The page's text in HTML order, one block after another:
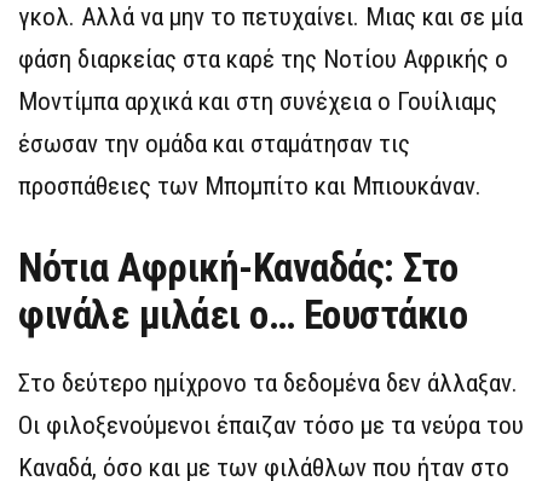
γκολ. Αλλά να μην το πετυχαίνει. Μιας και σε μία
φάση διαρκείας στα καρέ της Νοτίου Αφρικής ο
Μοντίμπα αρχικά και στη συνέχεια ο Γουίλιαμς
έσωσαν την ομάδα και σταμάτησαν τις
προσπάθειες των Μπομπίτο και Μπιουκάναν.
Νότια Αφρική-Καναδάς: Στο
φινάλε μιλάει ο… Εουστάκιο
Στο δεύτερο ημίχρονο τα δεδομένα δεν άλλαξαν.
Οι φιλοξενούμενοι έπαιζαν τόσο με τα νεύρα του
Καναδά, όσο και με των φιλάθλων που ήταν στο